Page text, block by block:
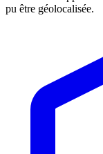
pu être géolocalisée.